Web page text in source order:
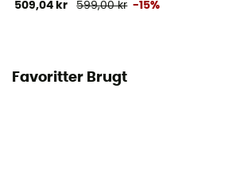
509,04 kr 599,00 kr -15%
Favoritter Brugt